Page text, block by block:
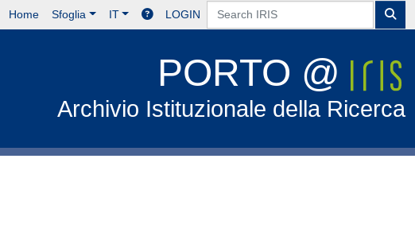
Home Sfoglia IT LOGIN
PORTO @
Archivio Istituzionale della Ricerca